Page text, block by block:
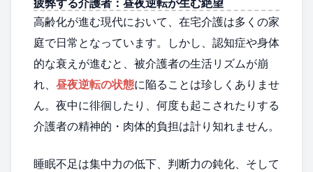
高齢化が進む現代において、在宅介護は多くの家
庭で日常となっています。しかし、認知症や身体
的な衰えが進むと、被介護者の生活リズムが崩
れ、 昼夜逆転の状態に陥ることは珍しくありませ
ん。夜中に徘徊したり、何度も起こされたりする
介護者の精神的・肉体的負担は計り知れません。
睡眠不足は集中力の低下、判断力の鈍化、そして